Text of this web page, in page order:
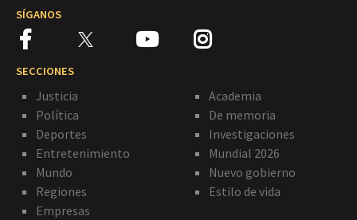
SÍGANOS
SECCIONES
Justicia
Política
Deportes
Entretenimiento
Mundo
Regiones
Empresas
Academia
De memoria
Investigaciones
Mundial 2026
Nuevo gobierno
Estilo de vida